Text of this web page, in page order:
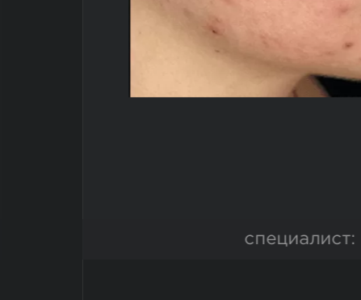
специалист: